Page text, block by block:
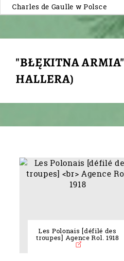
Charles de Gaulle w Polsce
"BŁĘKITNA
HALLERA)
Les Polonais [défilé des
troupes] Agence Rol. 1918